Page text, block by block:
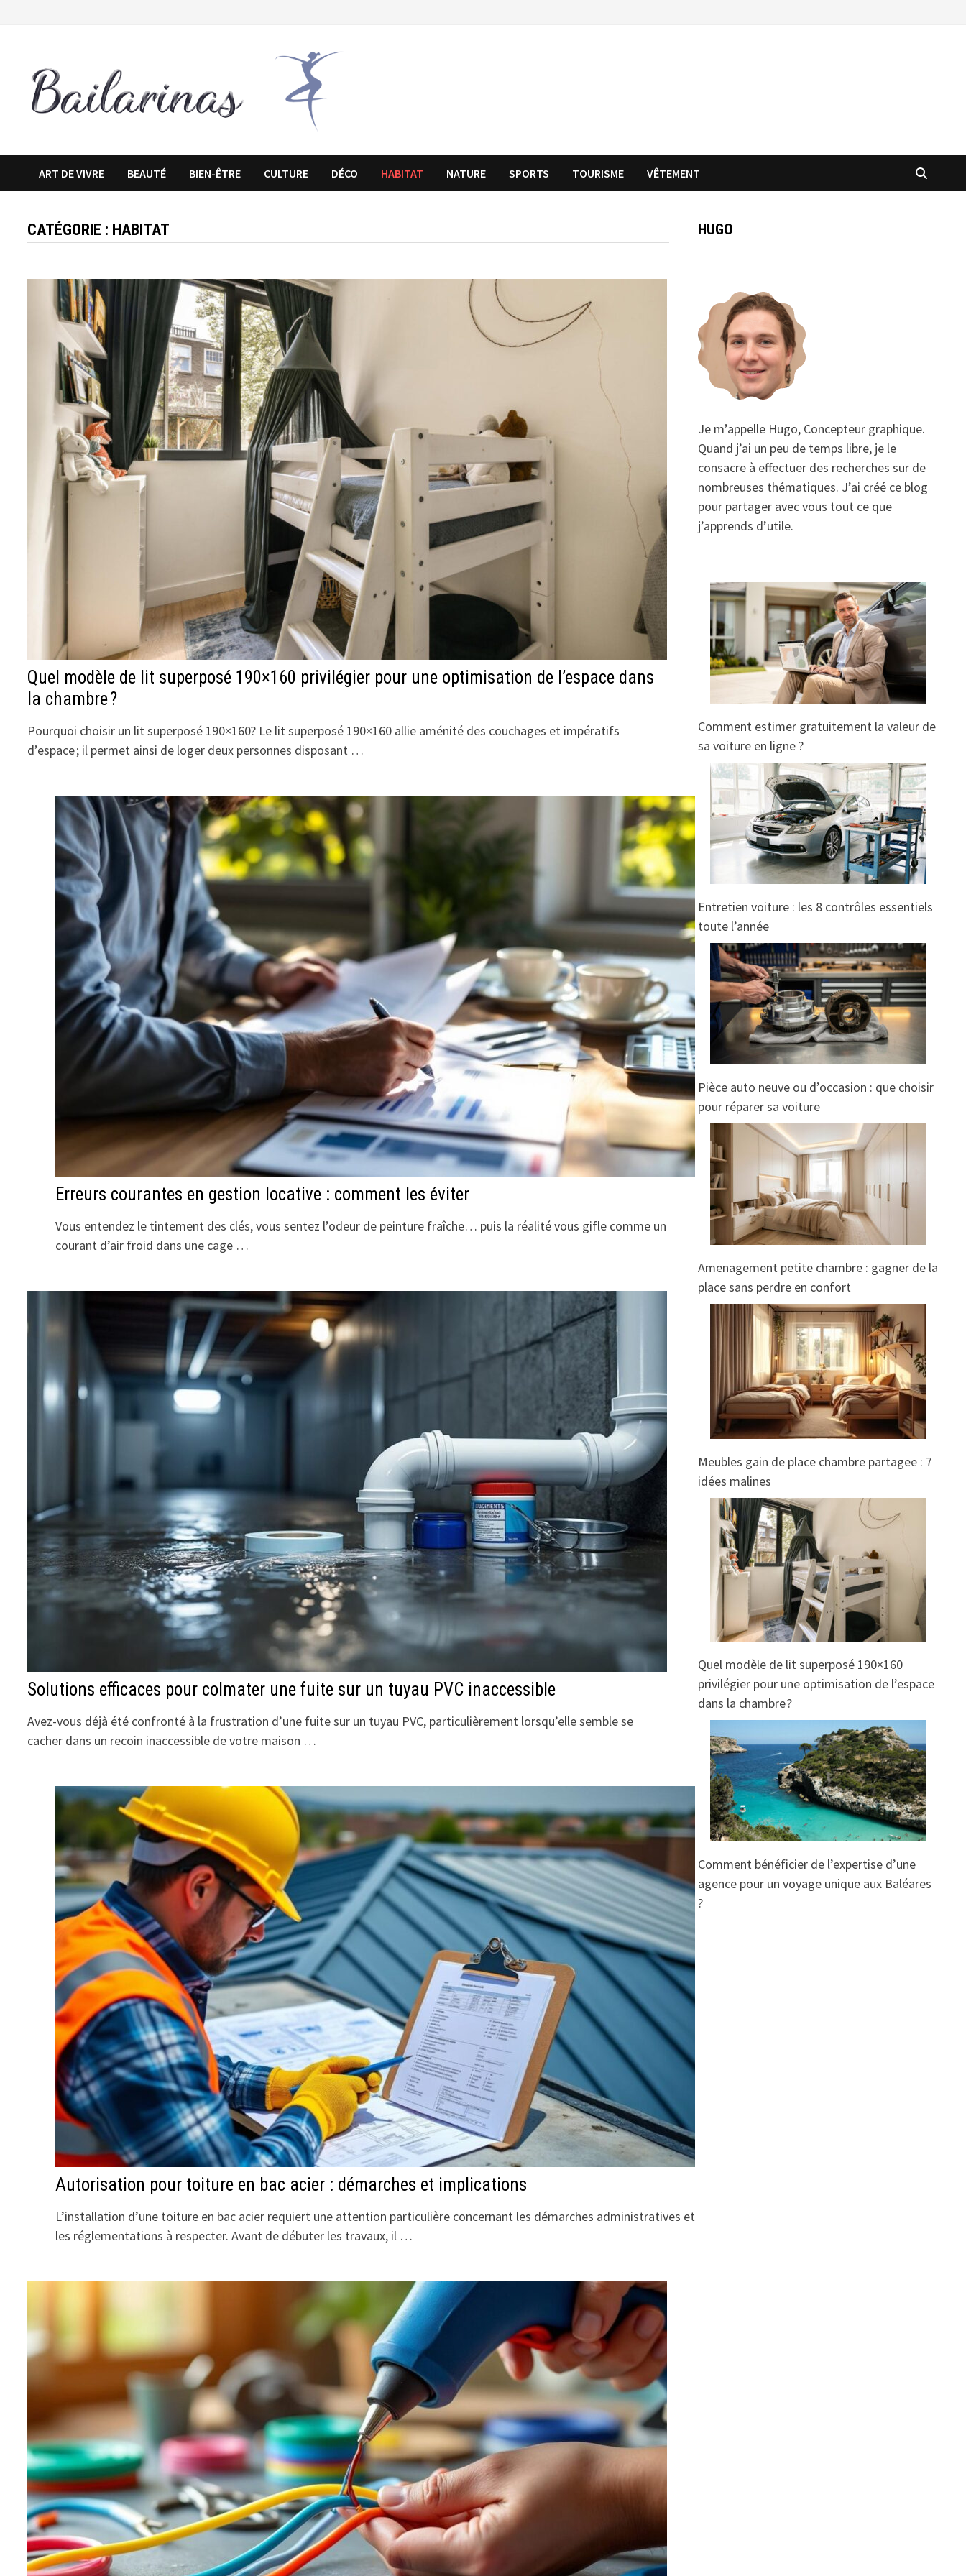
ART DE VIVRE BEAUTÉ BIEN-ÊTRE CULTURE DÉCO HABITAT NATURE SPORTS TOURISME VÊTEMENT
CATÉGORIE : HABITAT
Quel modèle de lit superposé 190×160 privilégier pour une optimisation de l’espace dans
la chambre ?
Pourquoi choisir un lit superposé 190×160? Le lit superposé 190×160 allie aménité des couchages et impératifs
d’espace ; il permet ainsi de loger deux personnes disposant …
Erreurs courantes en gestion locative : comment les éviter
Vous entendez le tintement des clés, vous sentez l’odeur de peinture fraîche… puis la réalité vous gifle comme un
courant d’air froid dans une cage …
Solutions efficaces pour colmater une fuite sur un tuyau PVC inaccessible
Avez-vous déjà été confronté à la frustration d’une fuite sur un tuyau PVC, particulièrement lorsqu’elle semble se
cacher dans un recoin inaccessible de votre maison …
Autorisation pour toiture en bac acier : démarches et implications
L’installation d’une toiture en bac acier requiert une attention particulière concernant les démarches administratives et
les réglementations à respecter. Avant de débuter les travaux, il …
HUGO
Je m’appelle Hugo, Concepteur graphique.
Quand j’ai un peu de temps libre, je le
consacre à effectuer des recherches sur de
nombreuses thématiques. J’ai créé ce blog
pour partager avec vous tout ce que
j’apprends d’utile.
Comment estimer gratuitement la valeur de
sa voiture en ligne ?
Entretien voiture : les 8 contrôles essentiels
toute l’année
Pièce auto neuve ou d’occasion : que choisir
pour réparer sa voiture
Amenagement petite chambre : gagner de la
place sans perdre en confort
Meubles gain de place chambre partagee : 7
idées malines
Quel modèle de lit superposé 190×160
privilégier pour une optimisation de l’espace
dans la chambre ?
Comment bénéficier de l’expertise d’une
agence pour un voyage unique aux Baléares
?